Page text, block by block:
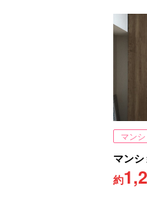
マン
マン
約